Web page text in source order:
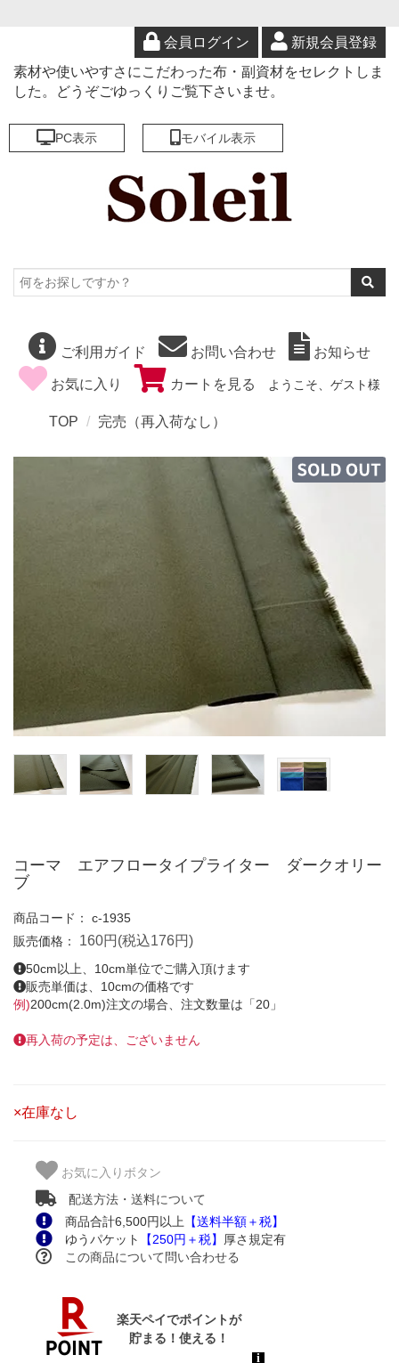
会員ログイン
新規会員登録
素材や使いやすさにこだわった布・副資材をセレクトしま
した。どうぞごゆっくりご覧下さいませ。
PC表示 モバイル表示
ご利用ガイド お問い合わせ お知らせ
お気に入り カートを見る ようこそ、ゲスト様
TOP 完売（再入荷なし）
コーマ エアフロータイプライター ダークオリー
ブ
商品コード：
c-1935
販売価格：
160円(税込176円)
50cm以上、10cm単位でご購入頂けます
販売単価は、10cmの価格です
例)200cm(2.0m)注文の場合、注文数量は「20」
再入荷の予定は、ございません
×在庫なし
お気に入りボタン
配送方法・送料について
商品合計6,500円以上
【送料半額＋税】
ゆうパケット
【250円＋税】
厚さ規定有
この商品について問い合わせる